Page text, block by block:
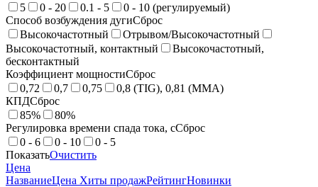
5
0 - 20 0.1 - 5
0 - 10 (регулируемый)
Способ возбуждения дугиСброс
Высокочастотный
Отрывом/Высокочастотный
Высокочастотный, контактный
Высокочастотный,
бесконтактный
Коэффициент мощностиСброс
0,72
0,7 0,75
0,8 (TIG), 0,81 (MMA)
КПДСброс
85%
80%
Регулировка времени спада тока, сСброс
0 - 6
0 - 10
0 - 5
ПоказатьОчистить
Цена
НазваниеЦена Хиты продажРейтингНовинки